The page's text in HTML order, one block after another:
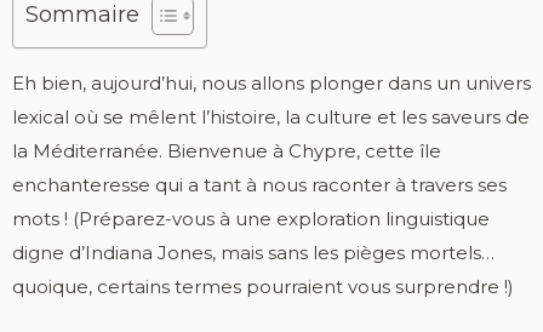
Sommaire
Eh bien, aujourd’hui, nous allons plonger dans un univers
lexical où se mêlent l’histoire, la culture et les saveurs de
la Méditerranée. Bienvenue à Chypre, cette île
enchanteresse qui a tant à nous raconter à travers ses
mots ! (Préparez-vous à une exploration linguistique
digne d’Indiana Jones, mais sans les pièges mortels…
quoique, certains termes pourraient vous surprendre !)